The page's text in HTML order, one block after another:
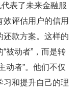
表了未来金融服
评估用户的信用
还款方案。这样的
被动者”，而是转
动者”。他们不仅
习和提升自己的理